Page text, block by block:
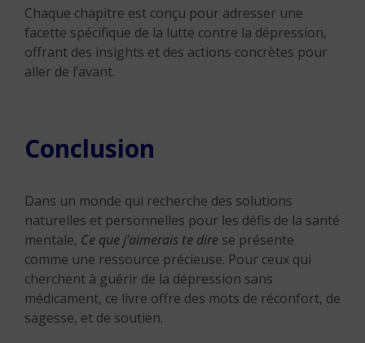
Chaque chapitre est conçu pour adresser une
facette spécifique de la lutte contre la dépression,
offrant des insights et des actions concrètes pour
aller de l’avant.
Conclusion
Dans un monde qui recherche des solutions
naturelles et personnelles pour les défis de la santé
mentale, Ce que j’aimerais te dire se présente
comme une ressource précieuse. Pour ceux qui
cherchent à guérir de la dépression sans
médicament, ce livre offre des mots de réconfort, de
sagesse, et de soutien.